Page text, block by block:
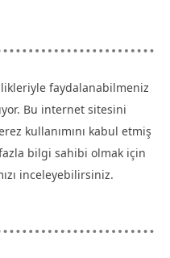
faydalanabilmeniz
Bu internet sitesini
kullanımını kabul etmiş
bilgi sahibi olmak için
inceleyebilirsiniz.